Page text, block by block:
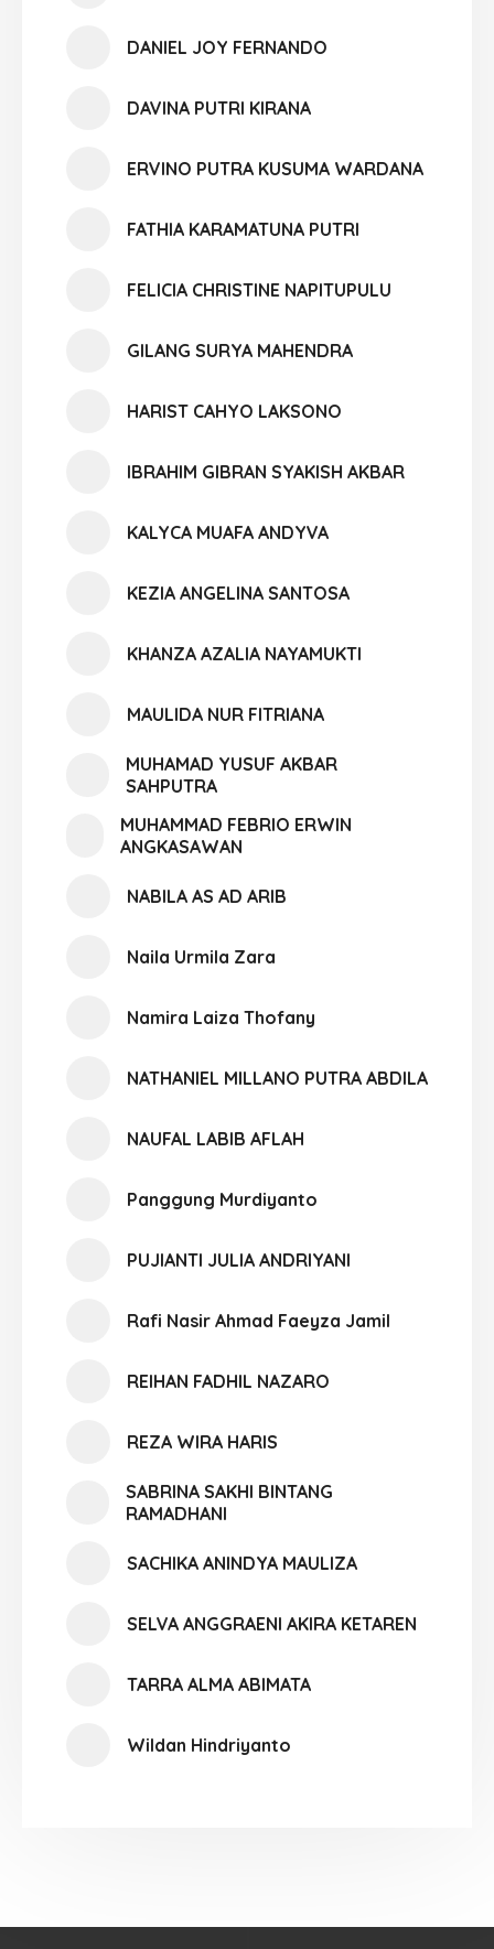
DANIEL JOY FERNANDO
DAVINA PUTRI KIRANA
ERVINO PUTRA KUSUMA WARDANA
FATHIA KARAMATUNA PUTRI
FELICIA CHRISTINE NAPITUPULU
GILANG SURYA MAHENDRA
HARIST CAHYO LAKSONO
IBRAHIM GIBRAN SYAKISH AKBAR
KALYCA MUAFA ANDYVA
KEZIA ANGELINA SANTOSA
KHANZA AZALIA NAYAMUKTI
MAULIDA NUR FITRIANA
MUHAMAD YUSUF AKBAR
SAHPUTRA
MUHAMMAD FEBRIO ERWIN
ANGKASAWAN
NABILA AS AD ARIB
Naila Urmila Zara
Namira Laiza Thofany
NATHANIEL MILLANO PUTRA ABDILA
NAUFAL LABIB AFLAH
Panggung Murdiyanto
PUJIANTI JULIA ANDRIYANI
Rafi Nasir Ahmad Faeyza Jamil
REIHAN FADHIL NAZARO
REZA WIRA HARIS
SABRINA SAKHI BINTANG
RAMADHANI
SACHIKA ANINDYA MAULIZA
SELVA ANGGRAENI AKIRA KETAREN
TARRA ALMA ABIMATA
Wildan Hindriyanto